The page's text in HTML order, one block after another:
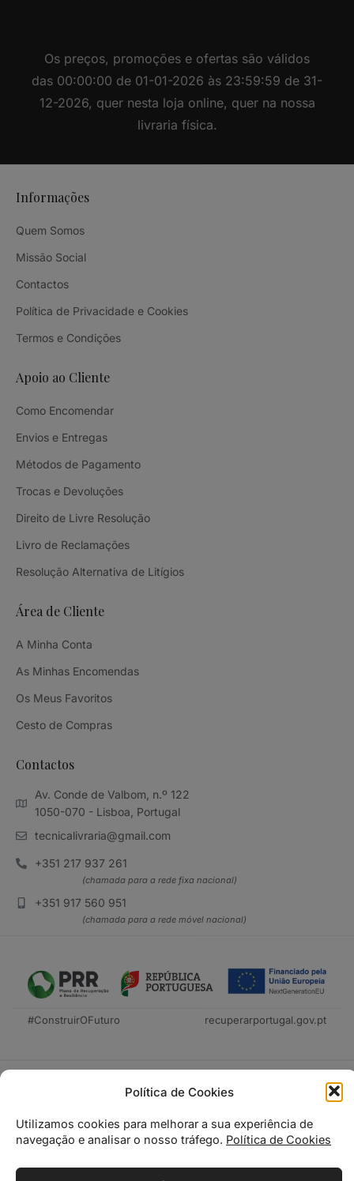
Política de Cookies
Utilizamos cookies para melhorar a sua experiência de
navegação e analisar o nosso tráfego. Política de Cookies
Os preços, promoções e ofertas são válidos
das 00:00:00 de 01-01-2026 às 23:59:59 de 31-
12-2026, quer nesta loja online, quer na nossa
livraria física.
Informações
Quem Somos
Missão Social
Contactos
Política de Privacidade e Cookies
Termos e Condições
Apoio ao Cliente
Como Encomendar
Envios e Entregas
Métodos de Pagamento
Trocas e Devoluções
Direito de Livre Resolução
Livro de Reclamações
Resolução Alternativa de Litígios
Área de Cliente
A Minha Conta
As Minhas Encomendas
Os Meus Favoritos
Cesto de Compras
Contactos
Av. Conde de Valbom, n.º 122
1050-070 - Lisboa, Portugal
tecnicalivraria@gmail.com
+351 217 937 261
(chamada para a rede fixa nacional)
+351 917 560 951
(chamada para a rede móvel nacional)
#ConstruirOFuturo recuperarportugal.gov.pt
Tecnica Livraria © 2026